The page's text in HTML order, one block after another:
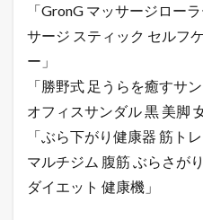
「GronG マッサージロー
サージ スティック セルフ
ー」
「勝野式 足うらを癒すサ
オフィスサンダル 黒 美脚
「ぶら下がり健康器 筋ト
マルチジム 腹筋 ぶらさが
ダイエット 健康機」